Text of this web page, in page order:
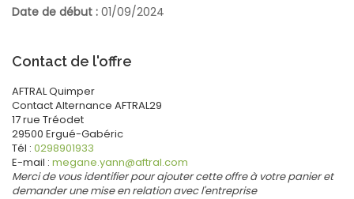
Date de début : 01/09/2024
Contact de l'offre
AFTRAL Quimper
ContactAlternance AFTRAL29
17 rue Tréodet
29500 Ergué-Gabéric
Tél : 0298901933
E-mail : megane.yann@aftral.com
Merci de vous identifier pour ajouter cette offre à votre panier et
demander une mise en relation avec l'entreprise